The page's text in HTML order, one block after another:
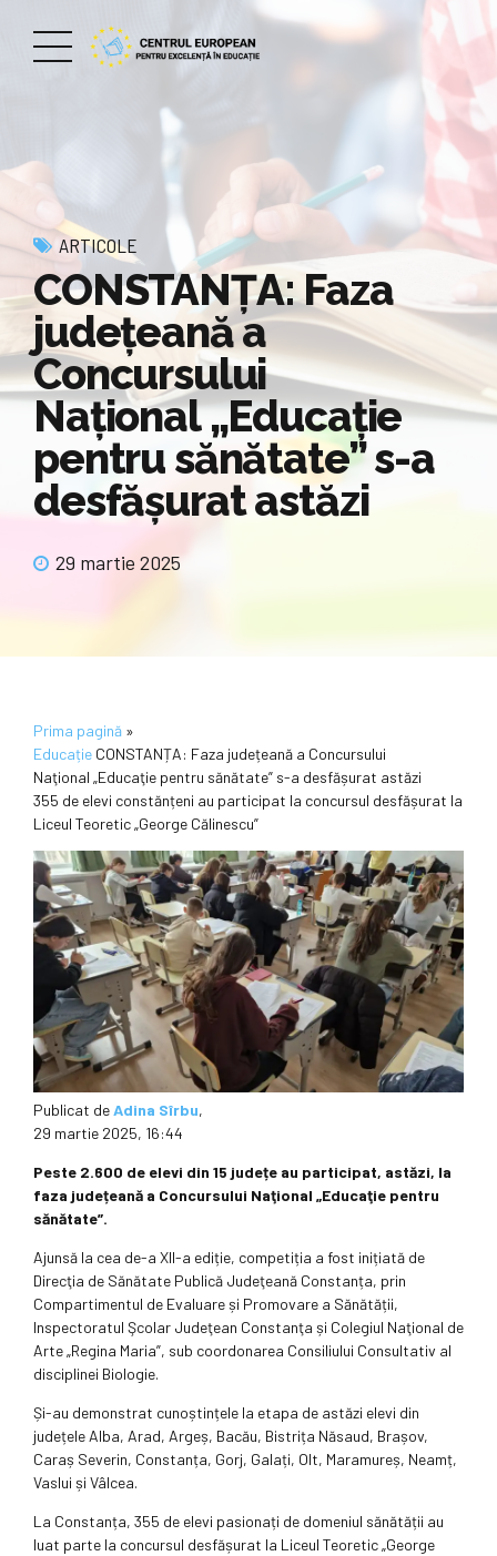
ARTICOLE
CONSTANȚA: Faza
județeană a
Concursului
Naţional „Educaţie
pentru sănătate” s-a
desfășurat astăzi
29 martie 2025
Prima pagină »
Educație CONSTANȚA: Faza județeană a Concursului
Naţional „Educaţie pentru sănătate” s-a desfășurat astăzi
355 de elevi constănțeni au participat la concursul desfășurat la
Liceul Teoretic „George Călinescu”
Publicat deAdina Sîrbu,
29 martie 2025, 16:44
Peste 2.600 de elevi din 15 județe au participat, astăzi, la
faza județeană a Concursului Naţional „Educaţie pentru
sănătate”.
Ajunsă la cea de-a XII-a ediție, competiția a fost inițiată de
Direcţia de Sănătate Publică Judeţeană Constanța, prin
Compartimentul de Evaluare și Promovare a Sănătății,
Inspectoratul Şcolar Judeţean Constanţa și Colegiul Naţional de
Arte „Regina Maria”, sub coordonarea Consiliului Consultativ al
disciplinei Biologie.
Și-au demonstrat cunoștințele la etapa de astăzi elevi din
județele Alba, Arad, Argeș, Bacău, Bistrița Năsaud, Brașov,
Caraș Severin, Constanța, Gorj, Galați, Olt, Maramureș, Neamț,
Vaslui și Vâlcea.
La Constanța, 355 de elevi pasionați de domeniul sănătății au
luat parte la concursul desfășurat la Liceul Teoretic „George